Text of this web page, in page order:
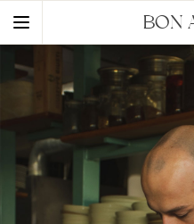
static-aside-menu-toggler
BON